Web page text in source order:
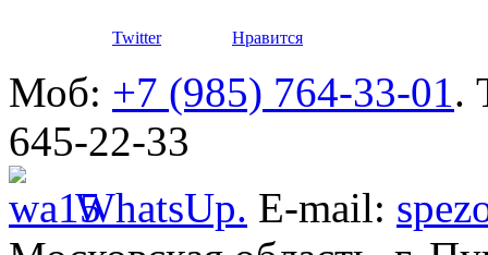
Twitter Нравится
Моб: +7 (985) 764-33-01.
645-22-33
WhatsUp. E-mail: